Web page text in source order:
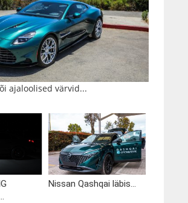
ajaloolised värvid...
Nissan Qashqai läbis...